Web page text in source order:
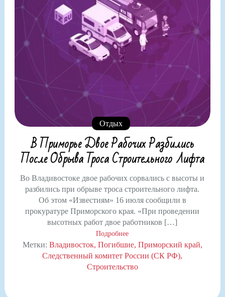
Отдых
В Приморье Двое Рабочих Разбились
После Обрыва Троса Строительного Лифта
Во Владивостоке двое рабочих сорвались с высоты и
разбились при обрыве троса строительного лифта.
Об этом «Известиям» 16 июля сообщили в
прокуратуре Приморского края. «При проведении
высотных работ двое работников […]
Подробнее
Метки: Владивосток Погибшие Приморский край
Следственный комитет России (СК РФ)
Строительство